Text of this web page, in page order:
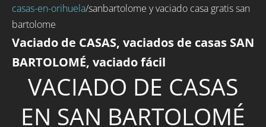
casas-en-orihuela/sanbartolome y vaciado casa gratis san
bartolome
Vaciado de CASAS, vaciados de casas SAN
BARTOLOMÉ, vaciado fácil
VACIADO DE CASAS
EN SAN BARTOLOMÉ